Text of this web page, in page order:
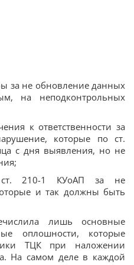
за не обновление данных
на неподконтрольных
к ответственности за
которые по ст.
с дня выявления, но не
210-1 КУоАП за не
и так должны быть
лишь основные
оплошности, которые
ТЦК при наложении
На самом деле в каждой